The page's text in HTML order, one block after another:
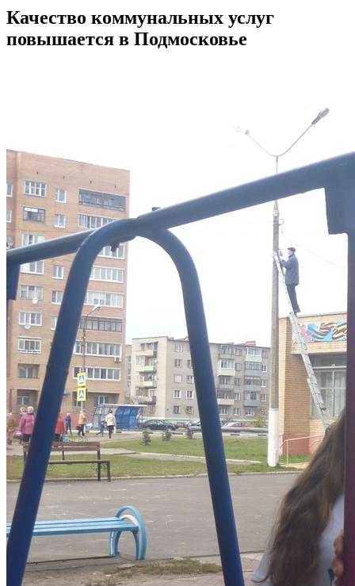
Качество коммунальных услуг
повышается в Подмосковье